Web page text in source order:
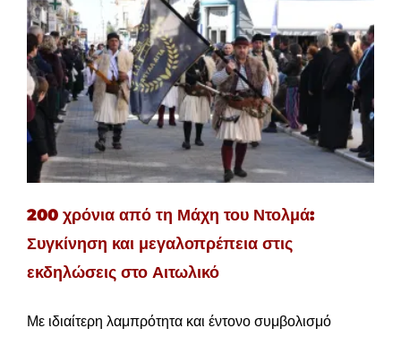
200 χρόνια από τη Μάχη του Ντολμά:
Συγκίνηση και μεγαλοπρέπεια στις
εκδηλώσεις στο Αιτωλικό
Με ιδιαίτερη λαμπρότητα και έντονο συμβολισμό